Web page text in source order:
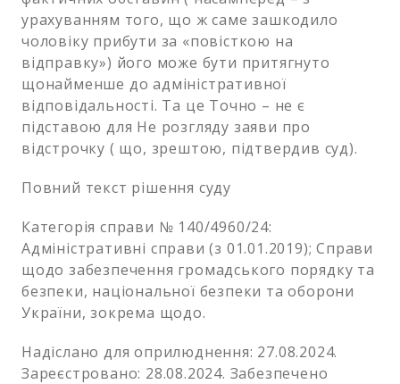
урахуванням того, що ж саме зашкодило
чоловіку прибути за «повісткою на
відправку») його може бути притягнуто
щонайменше до адміністративної
відповідальності. Та це Точно – не є
підставою для Не розгляду заяви про
відстрочку ( що, зрештою, підтвердив суд).
Повний текст рішення суду
Категорія справи № 140/4960/24:
Адміністративні справи (з 01.01.2019); Справи
щодо забезпечення громадського порядку та
безпеки, національної безпеки та оборони
України, зокрема щодо.
Надіслано для оприлюднення: 27.08.2024.
Зареєстровано: 28.08.2024. Забезпечено